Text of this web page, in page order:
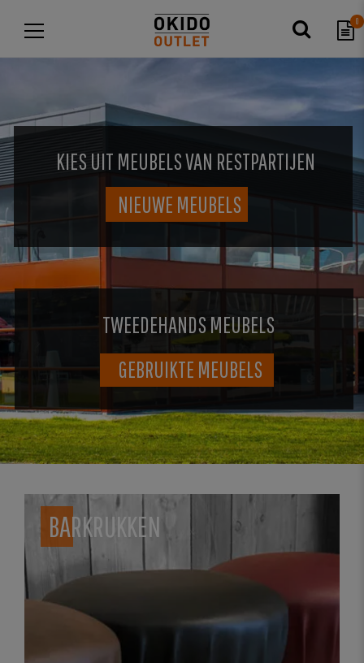
0
KIES UIT MEUBELS VAN RESTPARTIJEN
NIEUWE MEUBELS
TWEEDEHANDS MEUBELS
GEBRUIKTE MEUBELS
BARKRUKKEN